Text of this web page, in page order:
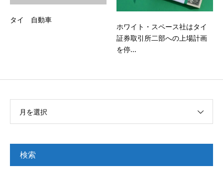
タイ 自動車
ホワイト・スペース社はタイ
証券取引所二部への上場計画
を停...
月を選択
検索